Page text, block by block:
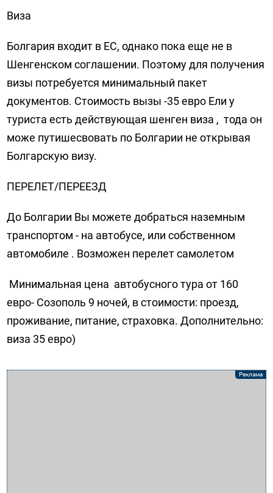
Виза
Болгария входит в ЕС, однако пока еще не в
Шенгенском соглашении. Поэтому для получения
визы потребуется минимальный пакет
документов. Стоимость вызы -35 евро Ели у
туриста есть действующая шенген виза , тода он
може путишесвовать по Болгарии не открывая
Болгарскую визу.
ПЕРЕЛЕТ/ПЕРЕЕЗД
До Болгарии Вы можете добраться наземным
транспортом - на автобусе, или собственном
автомобиле . Возможен перелет самолетом
Минимальная цена автобусного тура от 160
евро- Созополь 9 ночей, в стоимости: проезд,
проживание, питание, страховка. Дополнительно:
виза 35 евро)